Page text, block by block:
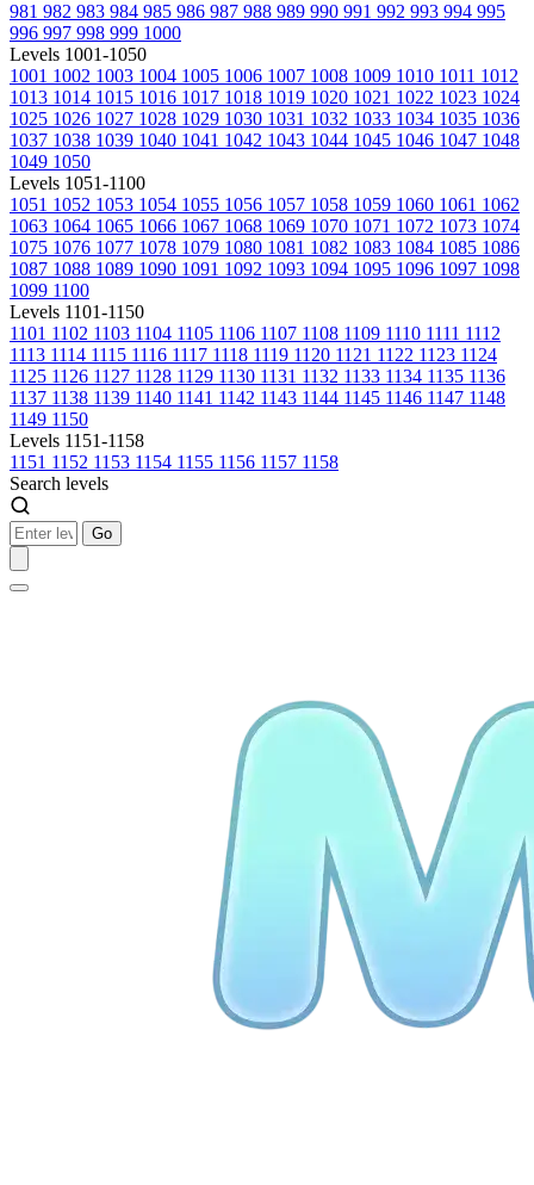
981 982 983 984 985 986 987 988 989 990 991 992 993 994 995
996 997 998 999 1000
Levels 1001-1050
1001 1002 1003 1004 1005 1006 1007 1008 1009 1010 1011 1012
1013 1014 1015 1016 1017 1018 1019 1020 1021 1022 1023 1024
1025 1026 1027 1028 1029 1030 1031 1032 1033 1034 1035 1036
1037 1038 1039 1040 1041 1042 1043 1044 1045 1046 1047 1048
1049 1050
Levels 1051-1100
1051 1052 1053 1054 1055 1056 1057 1058 1059 1060 1061 1062
1063 1064 1065 1066 1067 1068 1069 1070 1071 1072 1073 1074
1075 1076 1077 1078 1079 1080 1081 1082 1083 1084 1085 1086
1087 1088 1089 1090 1091 1092 1093 1094 1095 1096 1097 1098
1099 1100
Levels 1101-1150
1101 1102 1103 1104 1105 1106 1107 1108 1109 1110 1111 1112
1113 1114 1115 1116 1117 1118 1119 1120 1121 1122 1123 1124
1125 1126 1127 1128 1129 1130 1131 1132 1133 1134 1135 1136
1137 1138 1139 1140 1141 1142 1143 1144 1145 1146 1147 1148
1149 1150
Levels 1151-1158
1151 1152 1153 1154 1155 1156 1157 1158
Search levels
Go